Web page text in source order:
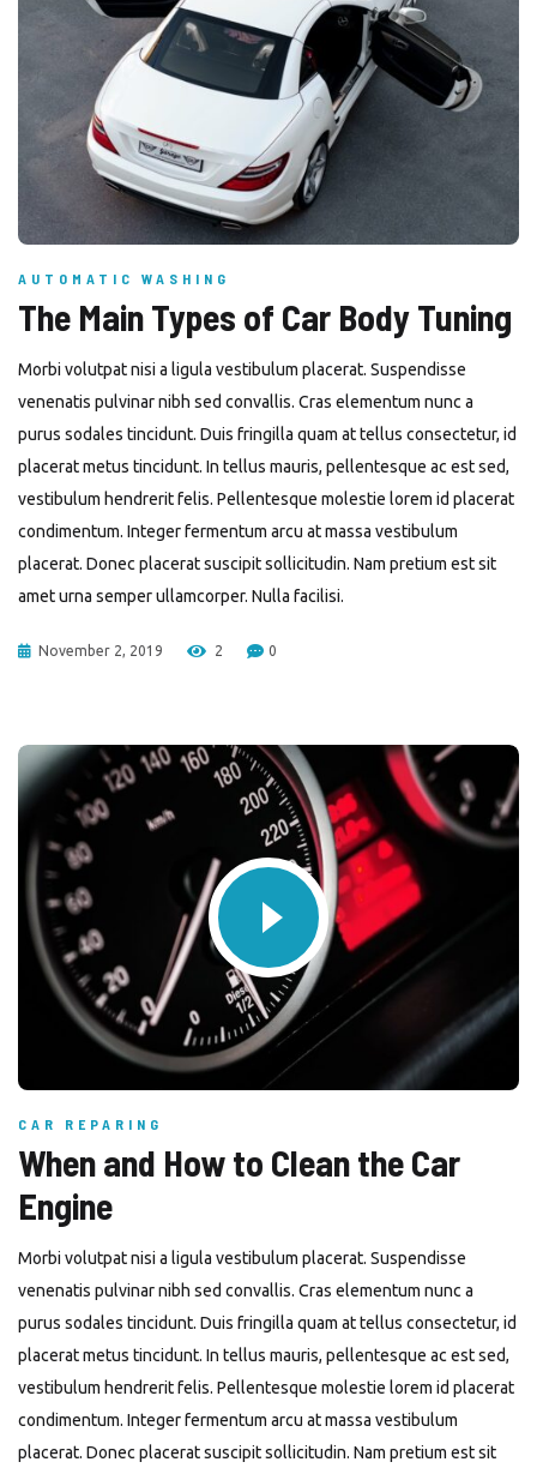
AUTOMATIC WASHING
The Main Types of Car Body Tuning
Morbi volutpat nisi a ligula vestibulum placerat. Suspendisse
venenatis pulvinar nibh sed convallis. Cras elementum nunc a
purus sodales tincidunt. Duis fringilla quam at tellus consectetur, id
placerat metus tincidunt. In tellus mauris, pellentesque ac est sed,
vestibulum hendrerit felis. Pellentesque molestie lorem id placerat
condimentum. Integer fermentum arcu at massa vestibulum
placerat. Donec placerat suscipit sollicitudin. Nam pretium est sit
amet urna semper ullamcorper. Nulla facilisi.
November 2, 2019 2 0
CAR REPARING
When and How to Clean the Car
Engine
Morbi volutpat nisi a ligula vestibulum placerat. Suspendisse
venenatis pulvinar nibh sed convallis. Cras elementum nunc a
purus sodales tincidunt. Duis fringilla quam at tellus consectetur, id
placerat metus tincidunt. In tellus mauris, pellentesque ac est sed,
vestibulum hendrerit felis. Pellentesque molestie lorem id placerat
condimentum. Integer fermentum arcu at massa vestibulum
placerat. Donec placerat suscipit sollicitudin. Nam pretium est sit